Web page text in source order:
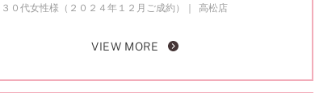
３０代女性様（２０２４年１２月ご成約） 高松店
VIEW MORE